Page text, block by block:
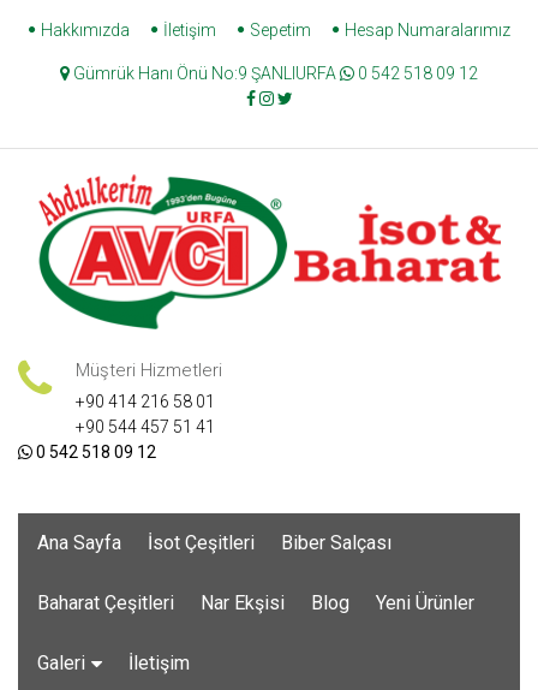
Skip
content
Hakkımızda İletişim Sepetim Hesap Numaralarımız
Gümrük Hanı Önü No:9 ŞANLIURFA 0 542 518 09 12
Müşteri Hizmetleri
+90 414 216 58 01
+90 544 457 51 41
0 542 518 09 12
Ana Sayfa İsot Çeşitleri Biber Salçası
Baharat Çeşitleri Nar Ekşisi Blog Yeni Ürünler
Galeri İletişim